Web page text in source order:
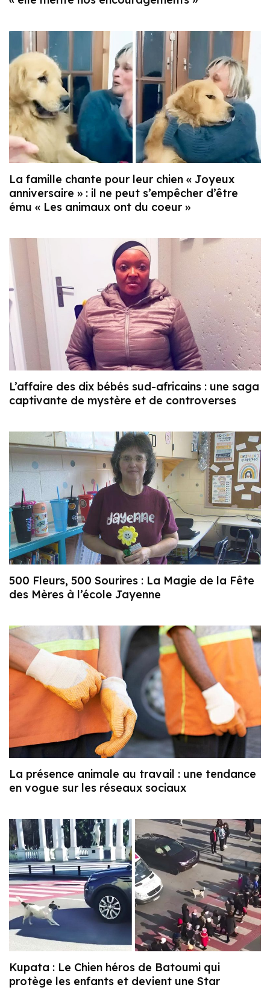
La famille chante pour leur chien « Joyeux
anniversaire » : il ne peut s’empêcher d’être
ému « Les animaux ont du coeur »
L’affaire des dix bébés sud-africains : une saga
captivante de mystère et de controverses
500 Fleurs, 500 Sourires : La Magie de la Fête
des Mères à l’école Jayenne
La présence animale au travail : une tendance
en vogue sur les réseaux sociaux
Kupata : Le Chien héros de Batoumi qui
protège les enfants et devient une Star